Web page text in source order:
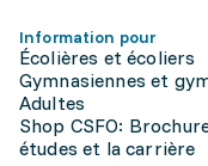
Information pour
Écolières et écoliers
Gymnasiennes et
Adultes
Shop CSFO:
études et la carrière